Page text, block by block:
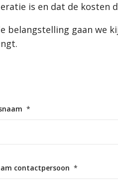
is en dat de kosten
belangstelling gaan we
*
contactpersoon *